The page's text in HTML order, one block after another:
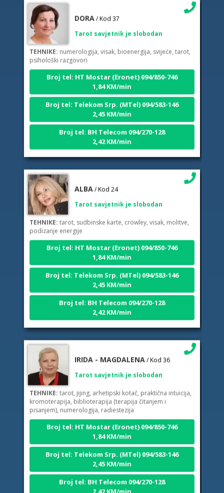
TEHNIKE:numerologija, visak, bioenergija, svijeće, tarot,
psihološki razgovori
Broj tel: HT Mostar (Eronet) 094/850-746
1,84 KM/min
Broj tel: Telekom Srp. (MTel) 094/583-146
2,45 KM/min
Broj tel: BH Telecom 094/270-128
2,42 KM/min
TEHNIKE:tarot, sudbinske karte, crowley, visak, molitve,
podizanje energije
Broj tel: HT Mostar (Eronet) 094/850-746
1,84 KM/min
Broj tel: Telekom Srp. (MTel) 094/583-146
2,45 KM/min
Broj tel: BH Telecom 094/270-128
2,42 KM/min
TEHNIKE:tarot, jijing, arhetipski kotač, praktična intuicija,
kromoterapija, biblioterapija (terapija čitanjem i
pisanjem), numerologija, radiestezija
Broj tel: HT Mostar (Eronet) 094/850-746
1,84 KM/min
Broj tel: Telekom Srp. (MTel) 094/583-146
2,45 KM/min
Broj tel: BH Telecom 094/270-128
2,42 KM/min